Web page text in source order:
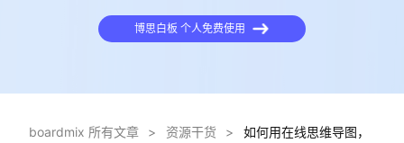
博思白板SDK
博思白板 个人免费使用
boardmix 所有文章 > 资源干货 >
如何用在线思维导图，